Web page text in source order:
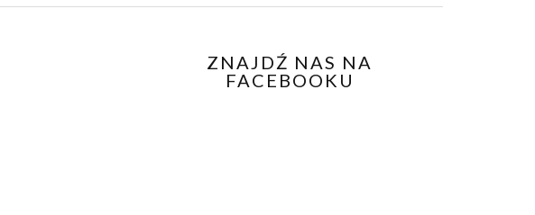
ZNAJDŹ NAS NA
FACEBOOKU